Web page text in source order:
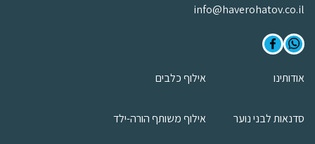
info@haverohatov.co.il
אודותינו
סדנאות לבני נוער
אילוף כלבים
אילוף משותף הורה-ילד